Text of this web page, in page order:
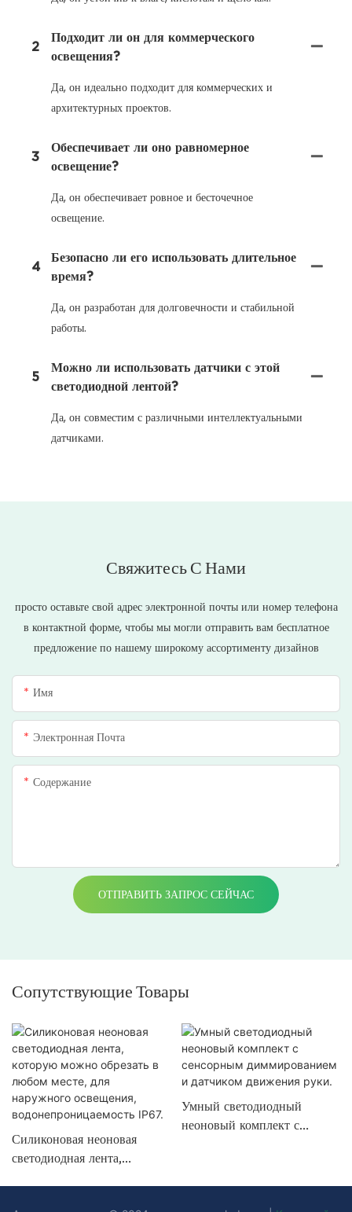
2
Подходит ли он для коммерческого
освещения?
Да, он идеально подходит для коммерческих и
архитектурных проектов.
3
Обеспечивает ли оно равномерное
освещение?
Да, он обеспечивает ровное и бесточечное
освещение.
4
Безопасно ли его использовать длительное
время?
Да, он разработан для долговечности и стабильной
работы.
5
Можно ли использовать датчики с этой
светодиодной лентой?
Да, он совместим с различными интеллектуальными
датчиками.
Свяжитесь С Нами
просто оставьте свой адрес электронной почты или номер телефона
в контактной форме, чтобы мы могли отправить вам бесплатное
предложение по нашему широкому ассортименту дизайнов
Имя
Электронная Почта
Содержание
ОТПРАВИТЬ ЗАПРОС СЕЙЧАС
Сопутствующие Товары
Силиконовая неоновая
светодиодная лента,
Умный светодиодный
неоновый комплект с